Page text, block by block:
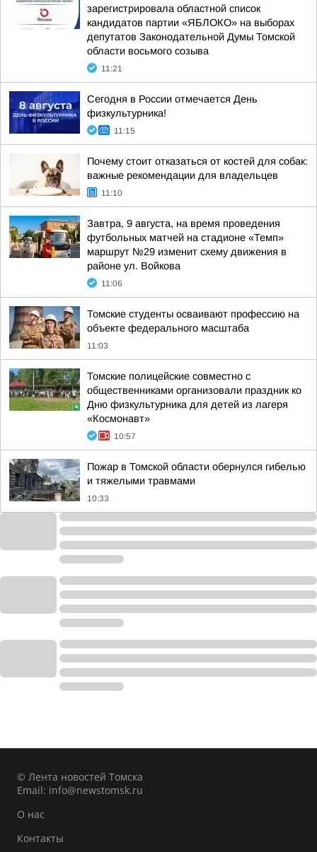
зарегистрировала областной список
кандидатов партии «ЯБЛОКО» на выборах
депутатов Законодательной Думы Томской
области восьмого созыва
11:21
Сегодня в России отмечается День
физкультурника!
11:15
Почему стоит отказаться от костей для собак:
важные рекомендации для владельцев
11:10
Завтра, 9 августа, на время проведения
футбольных матчей на стадионе «Темп»
маршрут №29 изменит схему движения в
районе ул. Войкова
11:06
Томские студенты осваивают профессию на
объекте федерального масштаба
11:03
Томские полицейские совместно с
общественниками организовали праздник ко
Дню физкультурника для детей из лагеря
«Космонавт»
10:57
Пожар в Томской области обернулся гибелью
и тяжелыми травмами
10:33
© Лента новостей Томска
Email: info@newstomsk.ru
О нас
Контакты